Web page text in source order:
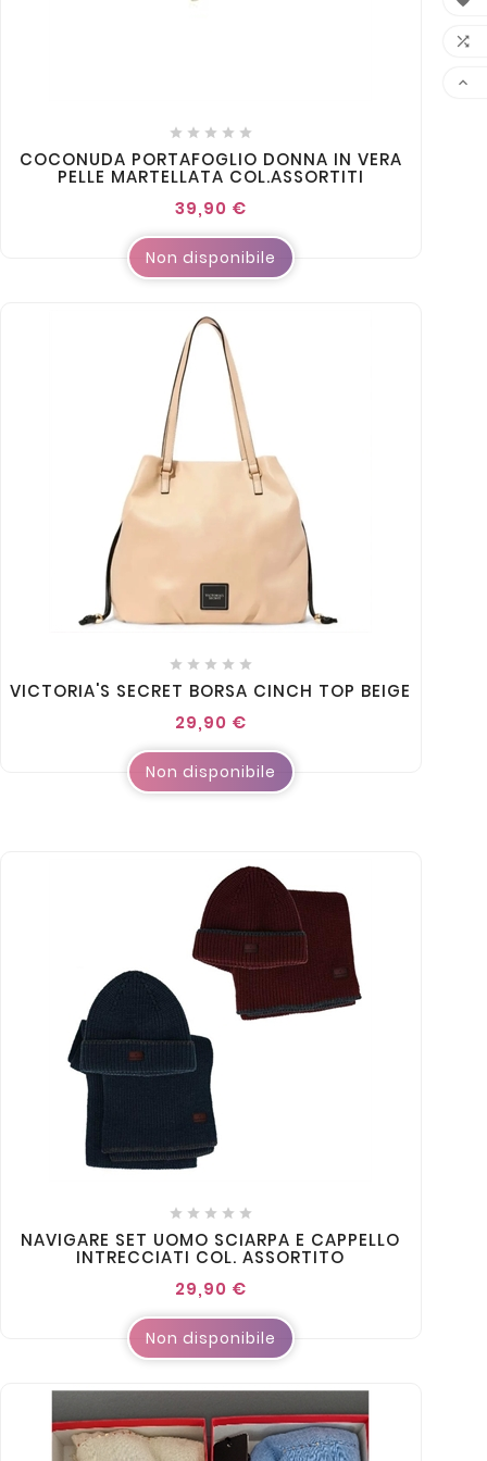
    
COCONUDA PORTAFOGLIO DONNA IN VERA
PELLE MARTELLATA COL.ASSORTITI
39,90 €
Non disponibile
    
VICTORIA'S SECRET BORSA CINCH TOP BEIGE
29,90 €
Non disponibile
    
NAVIGARE SET UOMO SCIARPA E CAPPELLO
INTRECCIATI COL. ASSORTITO
29,90 €
Non disponibile

